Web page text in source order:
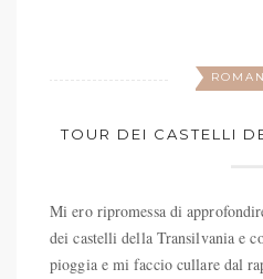
TOUR DEI CASTELLI
Mi ero ripromessa di
dei castelli della Transilvania e
pioggia e mi faccio cullare dal